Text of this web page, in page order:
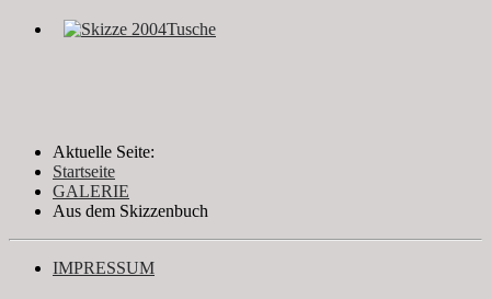
Aktuelle Seite:
Startseite
GALERIE
Aus dem Skizzenbuch
IMPRESSUM